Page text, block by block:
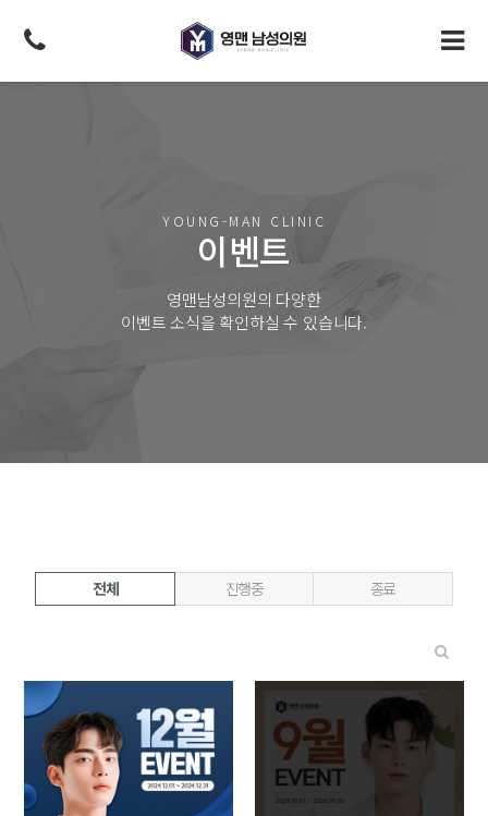
YOUNG-MAN CLINIC
이벤트
영맨남성의원의 다양한
이벤트 소식을 확인하실 수 있습니다.
전체 진행중 종료